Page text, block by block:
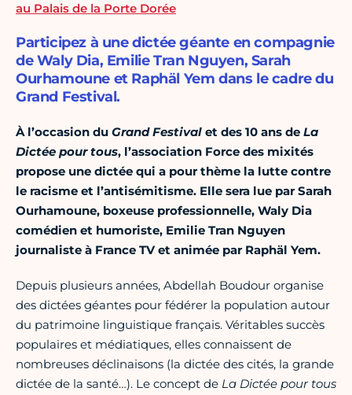
au Palais de la Porte Dorée
Participez à une dictée géante en compagnie
de Waly Dia, Emilie Tran Nguyen, Sarah
Ourhamoune et Raphäl Yem dans le cadre du
Grand Festival.
À l’occasion du Grand Festival et des 10 ans de La
Dictée pour tous, l’association Force des mixités
propose une dictée qui a pour thème la lutte contre
le racisme et l’antisémitisme. Elle sera lue par Sarah
Ourhamoune, boxeuse professionnelle, Waly Dia
comédien et humoriste, Emilie Tran Nguyen
journaliste à France TV et animée par Raphäl Yem.
Depuis plusieurs années, Abdellah Boudour organise
des dictées géantes pour fédérer la population autour
du patrimoine linguistique français. Véritables succès
populaires et médiatiques, elles connaissent de
nombreuses déclinaisons (la dictée des cités, la grande
dictée de la santé…). Le concept de La Dictée pour tous